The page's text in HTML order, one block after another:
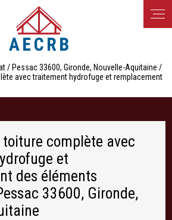
/ Pessac 33600, Gironde, Nouvelle-Aquitaine /
avec traitement hydrofuge et remplacement
toiture complète avec
et
des éléments
33600, Gironde,